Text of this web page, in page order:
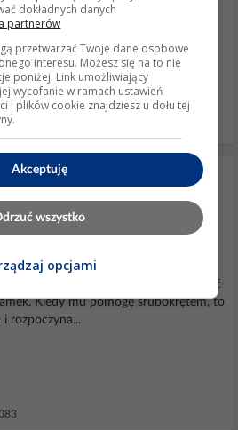
przerwania go. Po rozebraniu
się właśnie widok przerwanego...
nie zamyka - wymiana
bez efektu
WISE 107. Nie chce zablokować
słychać, że próbuje ten zamek
(ale słabiutkie, tak jakby na
i elektromagnes nie miał siły przesunąć
Kiedy mu pomogę śrubokrętem, to
i rozpoczyna...
dokładnych danych
partnerów
przetwarzać Twoje dane osobowe
interesu. Możesz się na to nie
poniżej. Link umożliwiający
wycofanie w ramach ustawień
i plików cookie znajdziesz u dołu tej
Akceptuję
wszystko
opcjami